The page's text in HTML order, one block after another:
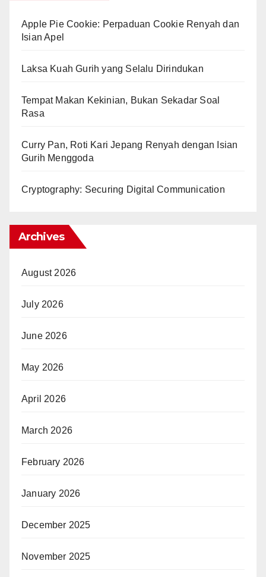
Apple Pie Cookie: Perpaduan Cookie Renyah dan
Isian Apel
Laksa Kuah Gurih yang Selalu Dirindukan
Tempat Makan Kekinian, Bukan Sekadar Soal
Rasa
Curry Pan, Roti Kari Jepang Renyah dengan Isian
Gurih Menggoda
Cryptography: Securing Digital Communication
Archives
August 2026
July 2026
June 2026
May 2026
April 2026
March 2026
February 2026
January 2026
December 2025
November 2025